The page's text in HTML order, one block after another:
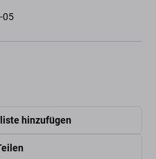
05
hinzufügen